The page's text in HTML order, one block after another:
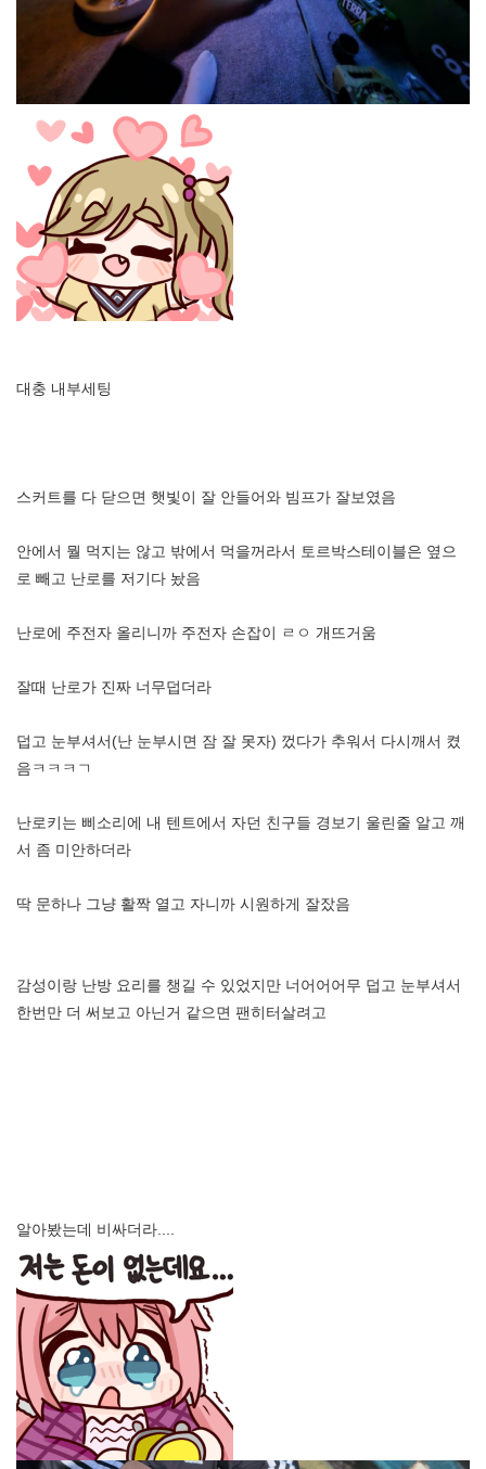
대충 내부세팅
스커트를 다 닫으면 햇빛이 잘 안들어와 빔프가 잘보였음
안에서 뭘 먹지는 않고 밖에서 먹을꺼라서 토르박스테이블은 옆으
로 빼고 난로를 저기다 놨음
난로에 주전자 올리니까 주전자 손잡이 ㄹㅇ 개뜨거움
잘때 난로가 진짜 너무덥더라
덥고 눈부셔서(난 눈부시면 잠 잘 못자) 껐다가 추워서 다시깨서 켰
음ㅋㅋㅋㄱ
난로키는 삐소리에 내 텐트에서 자던 친구들 경보기 울린줄 알고 깨
서 좀 미안하더라
딱 문하나 그냥 활짝 열고 자니까 시원하게 잘잤음
감성이랑 난방 요리를 챙길 수 있었지만 너어어어무 덥고 눈부셔서
한번만 더 써보고 아닌거 같으면 팬히터살려고
알아봤는데 비싸더라....